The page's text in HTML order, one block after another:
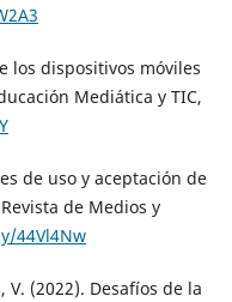
los dispositivos móviles
Mediática y TIC,
de uso y aceptación de
de Medios y
44Vl4Nw
V. (2022). Desafíos de la